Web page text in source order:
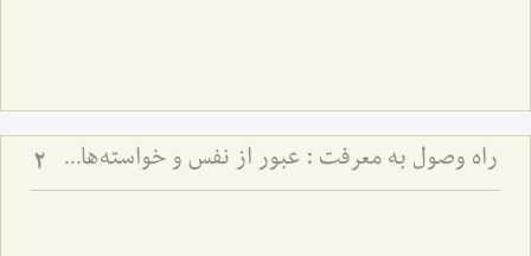
راه وصول به معرفت :‌ عبور از نفس و خواسته‏‌هاى آن‏ 2